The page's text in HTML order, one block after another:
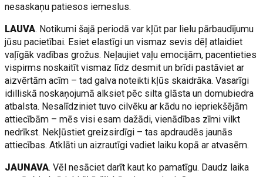
nesaskaņu patiesos iemeslus.
LAUVA. Notikumi šajā periodā var kļūt par lielu pārbaudījumu
jūsu pacietībai. Esiet elastīgi un vismaz sevis dēļ atlaidiet
vaļīgāk vadības grožus. Neļaujiet vaļu emocijām, pacentieties
vispirms noskaitīt vismaz līdz desmit un brīdi pastāviet ar
aizvērtām acīm – tad galva noteikti kļūs skaidrāka. Vasarīgi
idilliskā noskaņojumā alksiet pēc silta glāsta un domubiedra
atbalsta. Nesalīdziniet tuvo cilvēku ar kādu no iepriekšējām
attiecībām – mēs visi esam dažādi, vienādības zīmi vilkt
nedrīkst. Nekļūstiet greizsirdīgi – tas apdraudēs jaunās
attiecības. Atklāti un aizrautīgi vadiet laiku kopā ar atvasēm.
JAUNAVA. Vēl nesāciet darīt kaut ko pamatīgu. Daudz laika